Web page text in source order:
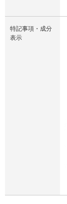
特記事項・成分
表示